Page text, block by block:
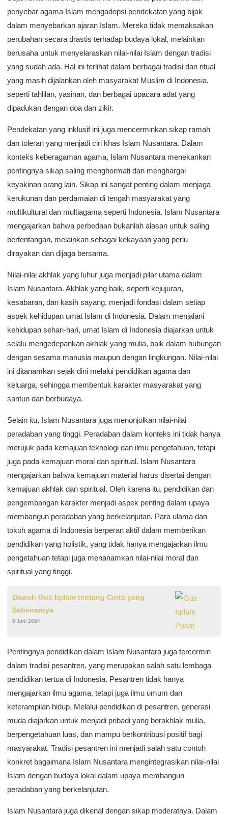
penyebar agama Islam mengadopsi pendekatan yang bijak
dalam menyebarkan ajaran Islam. Mereka tidak memaksakan
perubahan secara drastis terhadap budaya lokal, melainkan
berusaha untuk menyelaraskan nilai-nilai Islam dengan tradisi
yang sudah ada. Hal ini terlihat dalam berbagai tradisi dan ritual
yang masih dijalankan oleh masyarakat Muslim di Indonesia,
seperti tahlilan, yasinan, dan berbagai upacara adat yang
dipadukan dengan doa dan zikir.
Pendekatan yang inklusif ini juga mencerminkan sikap ramah
dan toleran yang menjadi ciri khas Islam Nusantara. Dalam
konteks keberagaman agama, Islam Nusantara menekankan
pentingnya sikap saling menghormati dan menghargai
keyakinan orang lain. Sikap ini sangat penting dalam menjaga
kerukunan dan perdamaian di tengah masyarakat yang
multikultural dan multiagama seperti Indonesia. Islam Nusantara
mengajarkan bahwa perbedaan bukanlah alasan untuk saling
bertentangan, melainkan sebagai kekayaan yang perlu
dirayakan dan dijaga bersama.
Nilai-nilai akhlak yang luhur juga menjadi pilar utama dalam
Islam Nusantara. Akhlak yang baik, seperti kejujuran,
kesabaran, dan kasih sayang, menjadi fondasi dalam setiap
aspek kehidupan umat Islam di Indonesia. Dalam menjalani
kehidupan sehari-hari, umat Islam di Indonesia diajarkan untuk
selalu mengedepankan akhlak yang mulia, baik dalam hubungan
dengan sesama manusia maupun dengan lingkungan. Nilai-nilai
ini ditanamkan sejak dini melalui pendidikan agama dan
keluarga, sehingga membentuk karakter masyarakat yang
santun dan berbudaya.
Selain itu, Islam Nusantara juga menonjolkan nilai-nilai
peradaban yang tinggi. Peradaban dalam konteks ini tidak hanya
merujuk pada kemajuan teknologi dan ilmu pengetahuan, tetapi
juga pada kemajuan moral dan spiritual. Islam Nusantara
mengajarkan bahwa kemajuan material harus disertai dengan
kemajuan akhlak dan spiritual. Oleh karena itu, pendidikan dan
pengembangan karakter menjadi aspek penting dalam upaya
membangun peradaban yang berkelanjutan. Para ulama dan
tokoh agama di Indonesia berperan aktif dalam memberikan
pendidikan yang holistik, yang tidak hanya mengajarkan ilmu
pengetahuan tetapi juga menanamkan nilai-nilai moral dan
spiritual yang tinggi.
Dawuh Gus Iqdam tentang Cinta yang
Sebenarnya
8 Juni 2024
Pentingnya pendidikan dalam Islam Nusantara juga tercermin
dalam tradisi pesantren, yang merupakan salah satu lembaga
pendidikan tertua di Indonesia. Pesantren tidak hanya
mengajarkan ilmu agama, tetapi juga ilmu umum dan
keterampilan hidup. Melalui pendidikan di pesantren, generasi
muda diajarkan untuk menjadi pribadi yang berakhlak mulia,
berpengetahuan luas, dan mampu berkontribusi positif bagi
masyarakat. Tradisi pesantren ini menjadi salah satu contoh
konkret bagaimana Islam Nusantara mengintegrasikan nilai-nilai
Islam dengan budaya lokal dalam upaya membangun
peradaban yang berkelanjutan.
Islam Nusantara juga dikenal dengan sikap moderatnya. Dalam